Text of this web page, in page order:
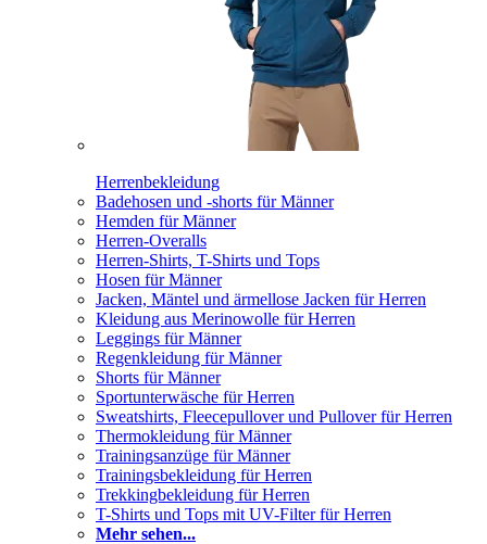
Herrenbekleidung
Badehosen und -shorts für Männer
Hemden für Männer
Herren-Overalls
Herren-Shirts, T-Shirts und Tops
Hosen für Männer
Jacken, Mäntel und ärmellose Jacken für Herren
Kleidung aus Merinowolle für Herren
Leggings für Männer
Regenkleidung für Männer
Shorts für Männer
Sportunterwäsche für Herren
Sweatshirts, Fleecepullover und Pullover für Herren
Thermokleidung für Männer
Trainingsanzüge für Männer
Trainingsbekleidung für Herren
Trekkingbekleidung für Herren
T-Shirts und Tops mit UV-Filter für Herren
Mehr sehen...